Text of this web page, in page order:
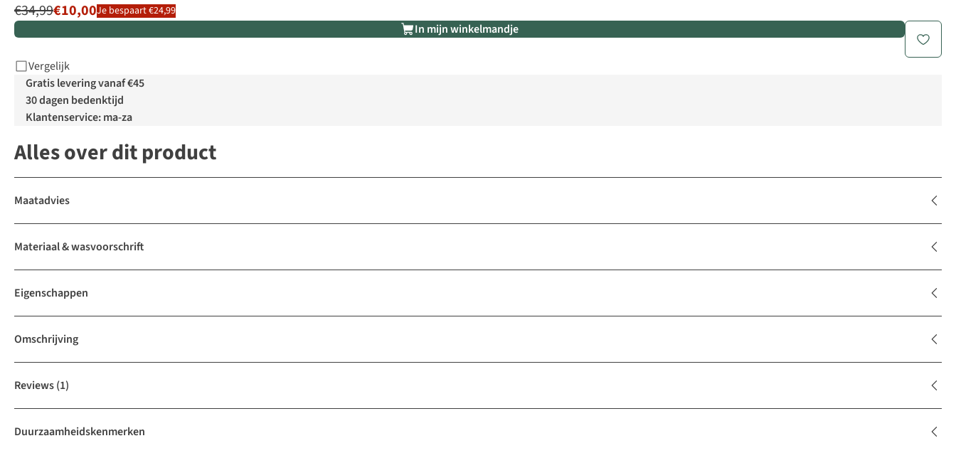
€34,99€10,00Je bespaart €24,99
In mijn winkelmandje
Vergelijk
Gratis levering vanaf €45
30 dagen bedenktijd
Klantenservice: ma-za
Alles over dit product
Maatadvies
Materiaal & wasvoorschrift
Eigenschappen
Omschrijving
Reviews(1)
Duurzaamheidskenmerken